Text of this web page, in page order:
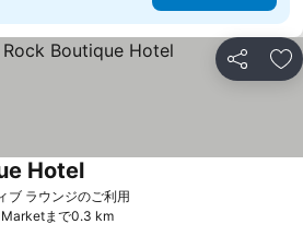
シェア お
ブ ラウンジのご利用
Hotel料金を表示
まで0.3 km